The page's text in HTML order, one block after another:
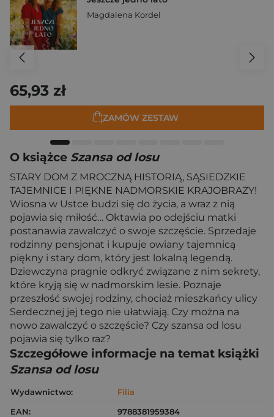
Magdalena Kordel
65,93 zł
ZAMÓW ZESTAW
O książce Szansa od losu
STARY DOM Z MROCZNĄ HISTORIĄ, SĄSIEDZKIE
TAJEMNICE I PIĘKNE NADMORSKIE KRAJOBRAZY!
Wiosna w Ustce budzi się do życia, a wraz z nią
pojawia się miłość… Oktawia po odejściu matki
postanawia zawalczyć o swoje szczęście. Sprzedaje
rodzinny pensjonat i kupuje owiany tajemnicą
piękny i stary dom, który jest lokalną legendą.
Dziewczyna pragnie odkryć związane z nim sekrety,
które kryją się w nadmorskim lesie. Poznaje
przeszłość swojej rodziny, chociaż mieszkańcy ulicy
Serdecznej jej tego nie ułatwiają. Czy można na
nowo zawalczyć o szczęście? Czy szansa od losu
pojawia się tylko raz?
Szczegółowe informacje na temat książki
Szansa od losu
Wydawnictwo:
Filia
EAN:
9788381959384